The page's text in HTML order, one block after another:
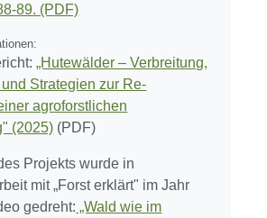
89. (PDF)
„Hutewälder – Verbreitung,
Strategien zur Re-
agroforstlichen
(2025) (PDF)
Projekts wurde in
mit „Forst erklärt" im Jahr
gedreht: „Wald wie im